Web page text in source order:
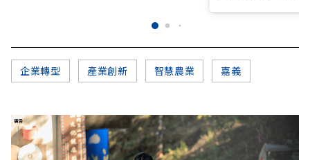
企業轉型 產業創新 智慧農業 嘉義